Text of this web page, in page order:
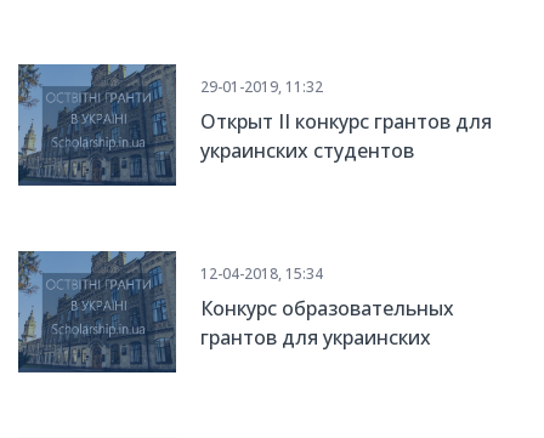
29-01-2019, 11:32
Открыт ІІ конкурс грантов для
украинских студентов
12-04-2018, 15:34
Конкурс образовательных
грантов для украинских